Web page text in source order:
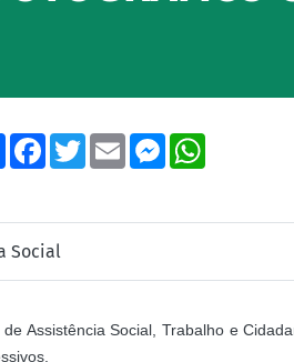
ShareFacebook
TwitterEmailMessenger
Social
Assistência Social, Trabalho e